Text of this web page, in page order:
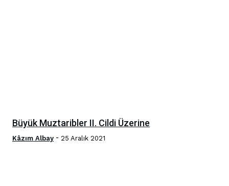
Büyük Muztaribler II. Cildi Üzerine
Kâzım Albay - 25 Aralık 2021